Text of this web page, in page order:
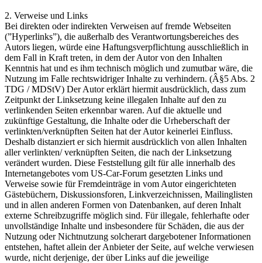
2. Verweise und Links
Bei direkten oder indirekten Verweisen auf fremde Webseiten
(”Hyperlinks”), die außerhalb des Verantwortungsbereiches des
Autors liegen, würde eine Haftungsverpflichtung ausschließlich in
dem Fall in Kraft treten, in dem der Autor von den Inhalten
Kenntnis hat und es ihm technisch möglich und zumutbar wäre, die
Nutzung im Falle rechtswidriger Inhalte zu verhindern. (Â§5 Abs. 2
TDG / MDStV) Der Autor erklärt hiermit ausdrücklich, dass zum
Zeitpunkt der Linksetzung keine illegalen Inhalte auf den zu
verlinkenden Seiten erkennbar waren. Auf die aktuelle und
zukünftige Gestaltung, die Inhalte oder die Urheberschaft der
verlinkten/verknüpften Seiten hat der Autor keinerlei Einfluss.
Deshalb distanziert er sich hiermit ausdrücklich von allen Inhalten
aller verlinkten/ verknüpften Seiten, die nach der Linksetzung
verändert wurden. Diese Feststellung gilt für alle innerhalb des
Internetangebotes vom US-Car-Forum gesetzten Links und
Verweise sowie für Fremdeinträge in vom Autor eingerichteten
Gästebüchern, Diskussionsforen, Linkverzeichnissen, Mailinglisten
und in allen anderen Formen von Datenbanken, auf deren Inhalt
externe Schreibzugriffe möglich sind. Für illegale, fehlerhafte oder
unvollständige Inhalte und insbesondere für Schäden, die aus der
Nutzung oder Nichtnutzung solcherart dargebotener Informationen
entstehen, haftet allein der Anbieter der Seite, auf welche verwiesen
wurde, nicht derjenige, der über Links auf die jeweilige